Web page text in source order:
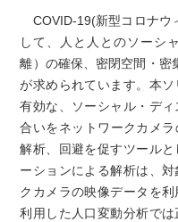
COVID-19(新型コロナウ
して、人と人とのソーシ
離）の確保、密閉空間・密
が求められています。本
有効な、ソーシャル・デ
合いをネットワークカメ
解析、回避を促すツール
ーションによる解析は、
クカメラの映像データを
利用した人口変動分析で